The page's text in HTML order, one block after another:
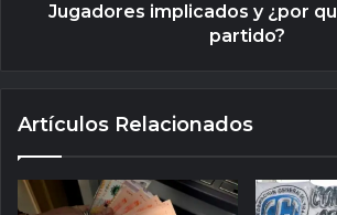
Jugadores implicados y ¿por
partido?
Artículos Relacionados